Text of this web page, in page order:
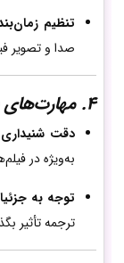
تنظیم
صدا و تصویر
4. مهارت‌های شنیداری و دیداری
دقت شنیداری
به‌ویژه در
توجه به
ترجمه تأثیر